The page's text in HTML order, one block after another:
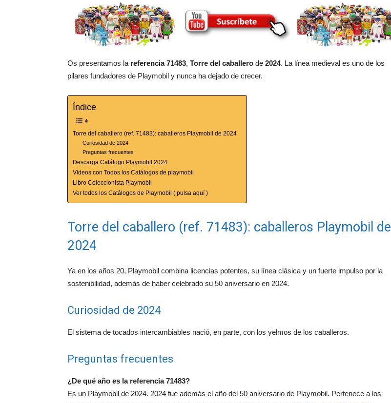
Os presentamos la referencia 71483, Torre del caballero de 2024. La línea medieval es uno de los
pilares fundadores de Playmobil y nunca ha dejado de crecer.
Índice
Torre del caballero (ref. 71483): caballeros Playmobil de 2024
Curiosidad de 2024
Preguntas frecuentes
Descarga Catálogo Playmobil 2024
Videos con Todos los Catálogos de playmobil
Libro Coleccionista Playmobil
Ver todos los Catálogos de Playmobil ( pulsa aquí )
Torre del caballero (ref. 71483): caballeros Playmobil de
2024
Ya en los años 20, Playmobil combina licencias potentes, su línea clásica y un fuerte impulso por la
sostenibilidad, además de haber celebrado su 50 aniversario en 2024.
Curiosidad de 2024
El sistema de tocados intercambiables nació, en parte, con los yelmos de los caballeros.
Preguntas frecuentes
¿De qué año es la referencia 71483?
Es un Playmobil de 2024. 2024 fue además el año del 50 aniversario de Playmobil. Pertenece a los